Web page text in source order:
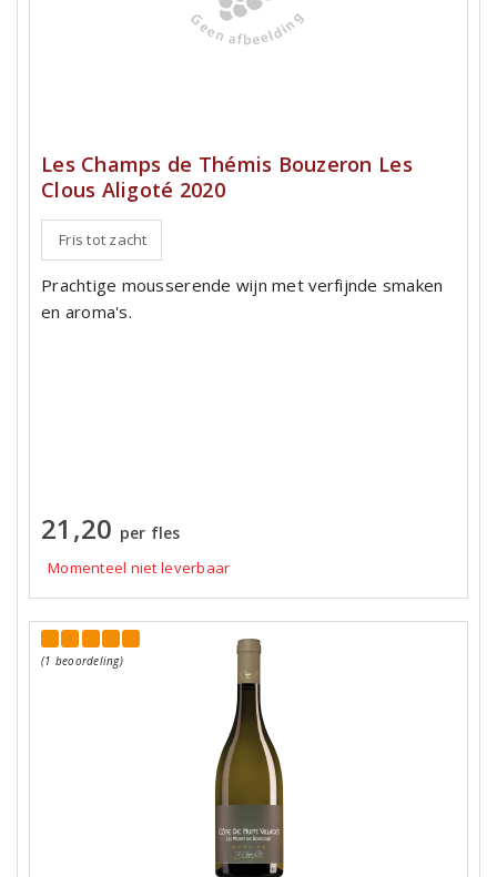
Les Champs de Thémis Bouzeron Les
Clous Aligoté 2020
Fris tot zacht
Prachtige mousserende wijn met verfijnde smaken
en aroma's.
21,20 per fles
Momenteel niet leverbaar
(1 beoordeling)